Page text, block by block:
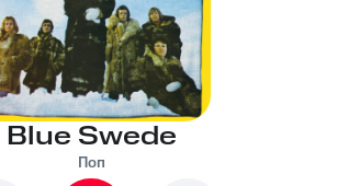
Blue Swede
Поп